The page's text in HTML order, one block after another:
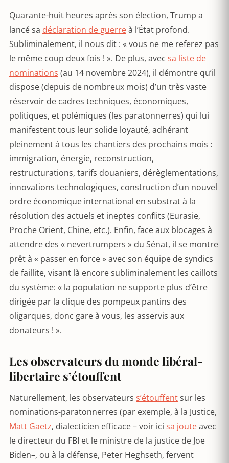
Quarante-huit heures après son élection, Trump a
lancé sa déclaration de guerreà l’État profond.
Subliminalement, il nous dit : « vous ne me referez pas
le même coup deux fois ! ». De plus, avec sa liste de
nominations (au 14 novembre 2024), il démontre qu’il
dispose (depuis de nombreux mois) d’un très vaste
réservoir de cadres techniques, économiques,
politiques, et polémiques (les paratonnerres) qui lui
manifestent tous leur solide loyauté, adhérant
pleinement à tous les chantiers des prochains mois :
immigration, énergie, reconstruction,
restructurations, tarifs douaniers, dérèglementations,
innovations technologiques, construction d’un nouvel
ordre économique international en substrat à la
résolution des actuels et ineptes conflits (Eurasie,
Proche Orient, Chine, etc.). Enfin, face aux blocages à
attendre des « nevertrumpers » du Sénat, il se montre
prêt à « passer en force » avec son équipe de syndics
de faillite, visant là encore subliminalement les caillots
du système: « la population ne supporte plus d’être
dirigée par la clique des pompeux pantins des
oligarques, donc gare à vous, les asservis aux
donateurs ! ».
Les observateurs du monde libéral-
libertaire s’étouffent
Naturellement, les observateurs s’étouffentsur les
nominations-paratonnerres (par exemple, à la Justice,
Matt Gaetz, dialecticien efficace – voir ici sa jouteavec
le directeur du FBI et le ministre de la justice de Joe
Biden–, ou à la défense, Peter Heghseth, fervent